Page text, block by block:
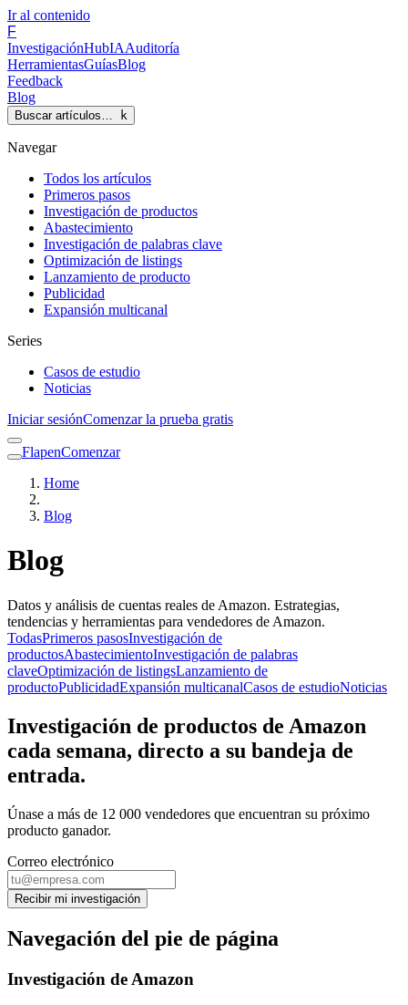
Ir al contenido
F
InvestigaciónHubIAAuditoría
HerramientasGuíasBlog
Feedback
Blog
Buscar artículos… k
Navegar
Todos los artículos
Primeros pasos
Investigación de productos
Abastecimiento
Investigación de palabras clave
Optimización de listings
Lanzamiento de producto
Publicidad
Expansión multicanal
Series
Casos de estudio
Noticias
Iniciar sesiónComenzar la prueba gratis
FlapenComenzar
Home
Blog
Blog
Datos y análisis de cuentas reales de Amazon. Estrategias,
tendencias y herramientas para vendedores de Amazon.
TodasPrimeros pasosInvestigación de
productosAbastecimientoInvestigación de palabras
claveOptimización de listingsLanzamiento de
productoPublicidadExpansión multicanalCasos de estudioNoticias
Investigación de productos de Amazon
cada semana, directo a su bandeja de
entrada.
Únase a más de 12 000 vendedores que encuentran su próximo
producto ganador.
Correo electrónico
Recibir mi investigación
Navegación del pie de página
Investigación de Amazon